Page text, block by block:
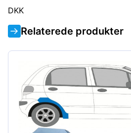
DKK
Relaterede produkter